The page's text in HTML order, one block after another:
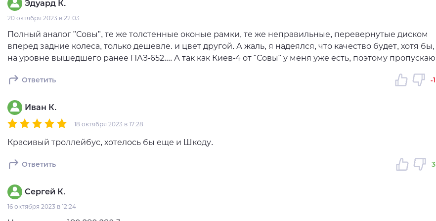
Эдуард К.
20 октября 2023 в 22:03
Полный аналог "Совы", те же толстенные оконые рамки, те же неправильные, перевернутые диском
вперед задние колеса, только дешевле. и цвет другой. А жаль, я надеялся, что качество будет, хотя бы,
на уровне вышедшего ранее ПАЗ-652.... А так как Киев-4 от "Совы" у меня уже есть, поэтому пропускаю
Ответить -1
Иван К.
18 октября 2023 в 17:28
Красивый троллейбус, хотелось бы еще и Шкоду.
Ответить 3
Сергей К.
16 октября 2023 в 12:24